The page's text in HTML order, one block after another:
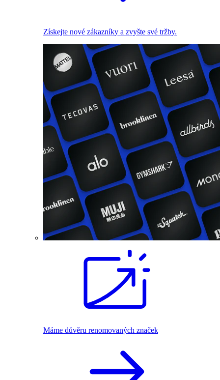
Získejte nové zákazníky a zvyšte své tržby.
Máme důvěru renomovaných značek